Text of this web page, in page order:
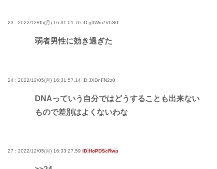
23 : 2022/12/05(月) 16:31:01.76 ID:g3Wm7V6S0
弱者男性に効き過ぎた
24 : 2022/12/05(月) 16:31:57.14 ID:JXDnFN2z0
DNAっていう自分ではどうすることも出来ない
もので差別はよくないわな
27 : 2022/12/05(月) 16:33:27.59 ID:HoPDScRwp